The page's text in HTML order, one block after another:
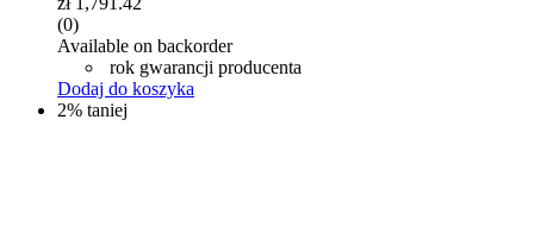
(0)
Available on backorder
rok gwarancji producenta
Dodaj do koszyka
2% taniej